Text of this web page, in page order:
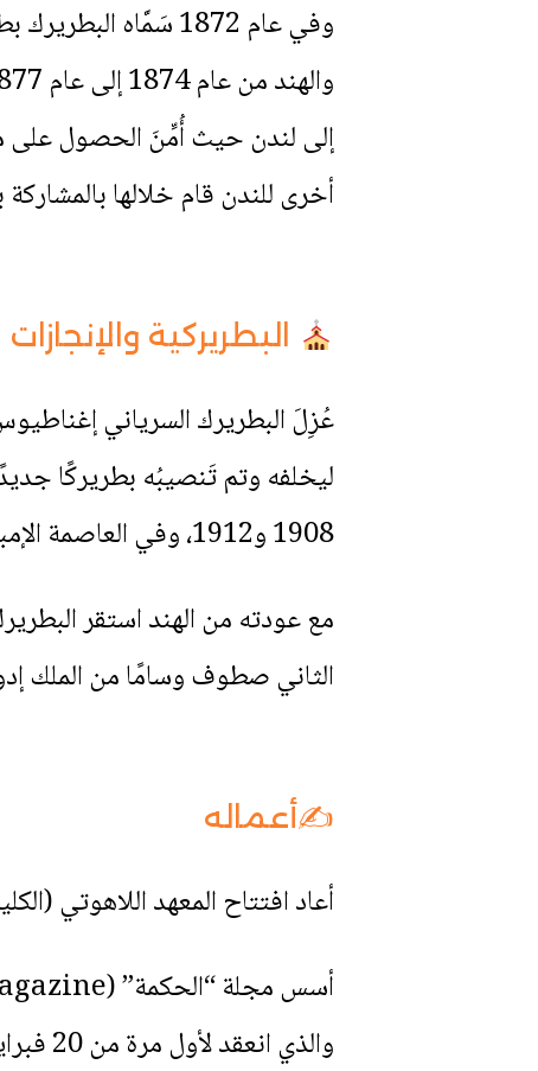
وفي عام 1872
أخرى للندن قام خلالها
البطريركية والإنجازات
1908 و1912، وفي العاصمة الإمبراطورية قابَلَ الملك إدوارد السابع مرتين. في الهند قام بتأسيس أبرشية الكناعنة.
الثاني صطوف وسامًا من الملك
✍️أعماله
أعاد افتتاح المعهد اللاهوتي
والذي انعقد لأول مرة من 20 فبراير إلى 17 مارس 1914، رغم أنه لم يستمر طويلاً بسبب اندلاع الحرب العالمية الأولى.